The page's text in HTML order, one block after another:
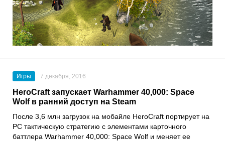
Игры 7 декабря, 2016
HeroCraft запускает Warhammer 40,000: Space
Wolf в ранний доступ на Steam
После 3,6 млн загрузок на мобайле HeroCraft портирует на
PC тактическую стратегию с элементами карточного
баттлера Warhammer 40,000: Space Wolf и меняет ее